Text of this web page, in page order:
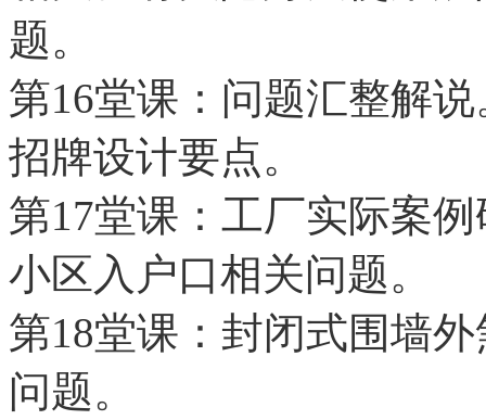
题。
第16堂课：问题汇整解
招牌设计要点。
第17堂课：工厂实际案
小区入户口相关问题。
第18堂课：封闭式围墙
问题。